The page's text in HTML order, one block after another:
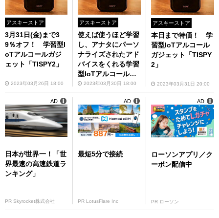
アスキーストア
3月31日(金)まで3
9％オフ！ 学習型I
oTアルコールガジ
ェット「TISPY2」
2023年03月26日 18:00
アスキーストア
使えば使うほど学習
し、アナタにパーソ
ナライズされたアド
バイスをくれる学習
型IoTアルコールガ
ジェットが今だけ特
価！
2023年03月30日 18:00
アスキーストア
本日まで特価！ 学
習型IoTアルコール
ガジェット「TISPY
2」
2023年03月31日 20:00
日本が世界一！「世
界最速の高速鉄道ラ
ンキング」
PR Skyrocket株式会社
AD
最短5分で接続
PR LotusFlare Inc
AD
ローソンアプリ／ク
ーポン配信中
PR ローソン
AD